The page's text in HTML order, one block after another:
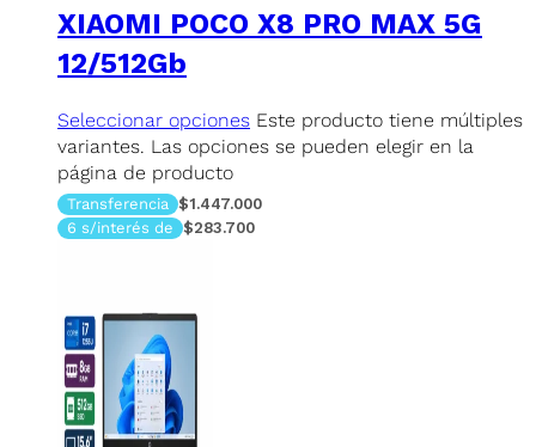
XIAOMI POCO X8 PRO MAX 5G
12/512Gb
Seleccionar opciones Este producto tiene múltiples
variantes. Las opciones se pueden elegir en la
página de producto
Transferencia $1.447.000
6 s/interés de $283.700